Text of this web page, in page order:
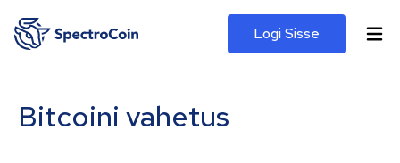
Logi Sisse
Bitcoini vahetus